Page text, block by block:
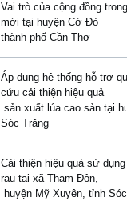
Vai trò của cộng đồng
mới tại huyện Cờ Đỏ
thành phố Cần Thơ
Áp dụng hệ thống hỗ trợ
cứu cải thiện hiệu quả
sản xuất lúa cao sản tại
Sóc Trăng
Cải thiện hiệu quả sử
rau tại xã Tham Đôn,
huyện Mỹ Xuyên, tỉnh